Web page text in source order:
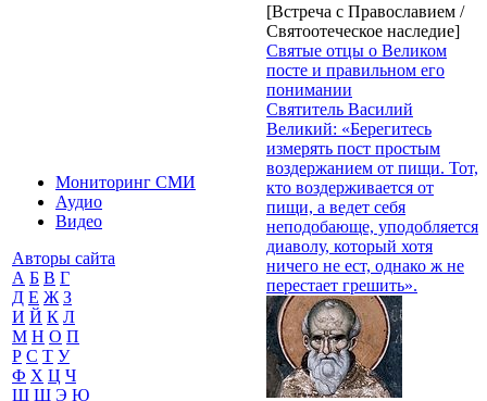
Мониторинг СМИ
Аудио
Видео
Авторы сайта
А Б В Г
Д Е Ж З
И Й К Л
М Н О П
Р С Т У
Ф Х Ц Ч
Ш Щ Э Ю
[Встреча с Православием /
Святоотеческое наследие]
Святые отцы о Великом
посте и правильном его
понимании
Святитель Василий
Великий: «Берегитесь
измерять пост простым
воздержанием от пищи. Тот,
кто воздерживается от
пищи, а ведет себя
неподобающе, уподобляется
диаволу, который хотя
ничего не ест, однако ж не
перестает грешить».